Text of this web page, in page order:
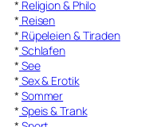
* Religion & Philo
* Reisen
* Rüpeleien & Tiraden
* Schlafen
* See
* Sex & Erotik
* Sommer
* Speis & Trank